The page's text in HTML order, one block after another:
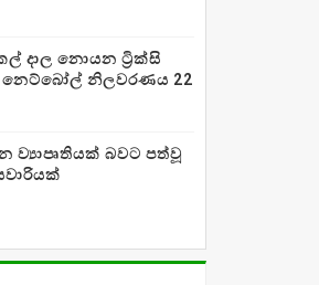
දාල නොයන ට්‍රික්සි
නෙට්බෝල් නිලවරණය 22
ව්‍යාපෘතියක් බවට පත්වූ